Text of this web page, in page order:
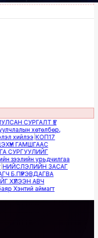
СУРГАЛТ ҮЕ
хөтөлбөр,
хийлээ|КОП17
ГАМШГААС
СУРГУУЛИЙГ
зээлийн урьдчилгаа
ЗАСАГ
Б.ПҮРЭВДАГВА
АВЧ
Хэнтий аймагт